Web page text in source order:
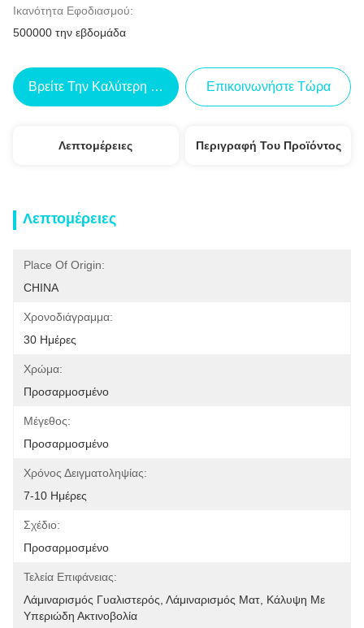
Ικανότητα Εφοδιασμού:
500000 την εβδομάδα
Βρείτε Την Καλύτερη Τιμή Επικοινωνήστε Τώρα
Λεπτομέρειες Περιγραφή Του Προϊόντος
Λεπτομέρειες
Place Of Origin:
CHINA
Χρονοδιάγραμμα:
30 Ημέρες
Χρώμα:
Προσαρμοσμένο
Μέγεθος:
Προσαρμοσμένο
Χρόνος Δειγματοληψίας:
7-10 Ημέρες
Σχέδιο:
Προσαρμοσμένο
Τελεία Επιφάνειας:
Λάμιναρισμός Γυαλιστερός, Λάμιναρισμός Ματ, Κάλυψη Με
Υπεριώδη Ακτινοβολία